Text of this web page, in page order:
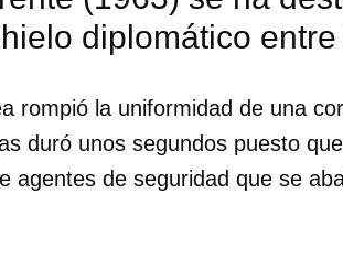
como favorito
guardar como favorito, primero has
de 14ymedio.
INICIAR SESIÓN
diplomático
rompió la uniformidad de una
duró unos segundos puesto
agentes de seguridad que se